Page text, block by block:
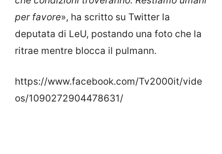
per favore», ha scritto su Twitter la
deputata di LeU, postando una foto che la
ritrae mentre blocca il pulmann.
https://www.facebook.com/Tv2000it/vide
os/1090272904478631/